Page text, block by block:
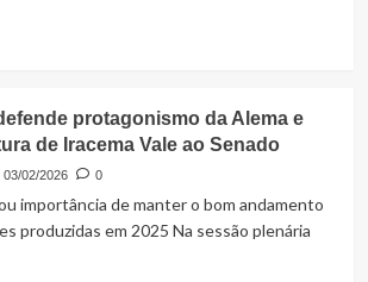
protagonismo da Alema e
de Iracema Vale ao Senado
03/02/2026 0
importância de manter o bom andamento
produzidas em 2025 Na sessão plenária